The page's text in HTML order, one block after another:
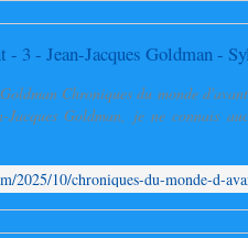
Chroniques du monde
Jacques Goldman, je ne connais